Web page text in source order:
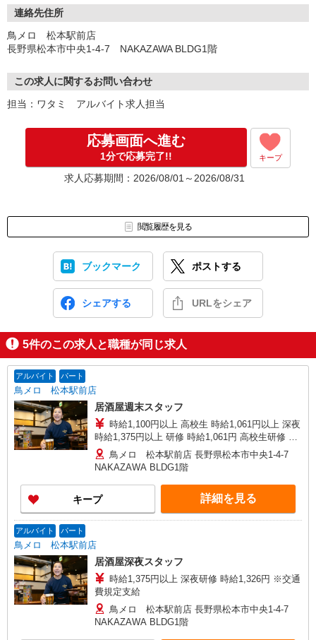
外食アルバイト受付センター（午前10時〜午後7時）
0120-37-2468
連絡先住所
鳥メロ 松本駅前店
長野県松本市中央1-4-7 NAKAZAWA BLDG1階
この求人に関するお問い合わせ
担当：ワタミ アルバイト求人担当
応募画面へ進む
1分で応募完了!! キープ
求人応募期間：2026/08/01～2026/08/31
閲覧履歴を見る
ブックマーク ポストする
シェアする URLをシェア
5件のこの求人と職種が同じ求人
アルバイト パート
鳥メロ 松本駅前店
居酒屋週末スタッフ
時給1,100円以上 高校生 時給1,061円以上 深夜
時給1,375円以上 研修 時給1,061円 高校生研修 時
給1,061円 深夜研修 時給1,326円 ※交通費規定支
給
鳥メロ 松本駅前店 長野県松本市中央1-4-7
NAKAZAWA BLDG1階
キープ 詳細を見る
アルバイト パート
鳥メロ 松本駅前店
居酒屋深夜スタッフ
時給1,375円以上 深夜研修 時給1,326円 ※交通
費規定支給
鳥メロ 松本駅前店 長野県松本市中央1-4-7
NAKAZAWA BLDG1階